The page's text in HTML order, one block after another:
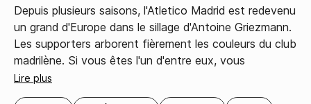
Depuis plusieurs saisons, l'Atletico Madrid est redevenu
un grand d'Europe dans le sillage d'Antoine Griezmann.
Les supporters arborent fièrement les couleurs du club
madrilène. Si vous êtes l'un d'entre eux, vous
trouverez forcément votre bonheur dans notre
Lire plus